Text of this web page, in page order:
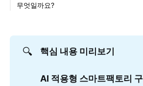
무엇일까요?
A. 김현수 슈퍼브에이아이 대표
🔍 핵심 내용 미리보기
AI 적용형 스마트팩토리